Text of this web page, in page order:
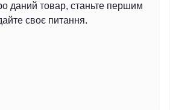
даний товар, станьте першим
своє питання.